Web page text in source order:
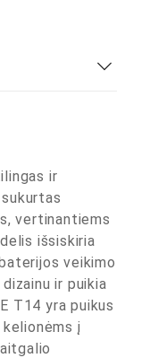
ir
vertinantiems
išsiskiria
veikimo
ir puikia
T14 yra puikus
į